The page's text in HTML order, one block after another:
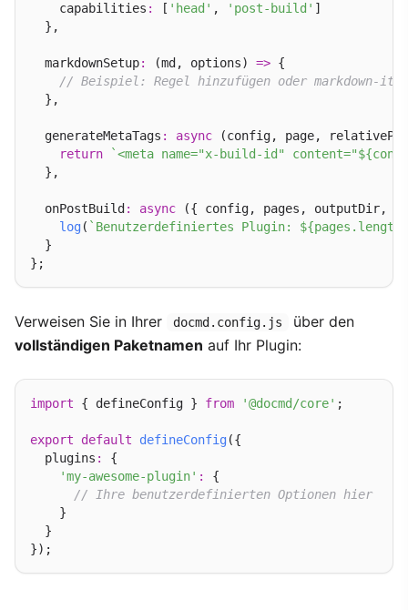
    capabilities
: [ 'head' , 'post-build' ]
  },
  markdownSetup
: (md, options) => {
// Beispiel: Regel hinzufügen oder markdown-it-
  },
  generateMetaTags
: async (config, page,
return
`<meta name="x-build-id"
  },
  onPostBuild
: async ({ config, pages, outputDir,
log( `Benutzerdefiniertes Plugin:
  }
Verweisen Sie in Ihrer docmd.config.js
über den
vollständigen Paketnamen auf Ihr Plugin:
import { defineConfig } from '@docmd/core' ;
export default defineConfig({
  plugins
:
{
'my-awesome-plugin' :
{
// Ihre benutzerdefinierten Optionen hier
    }
  }